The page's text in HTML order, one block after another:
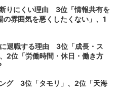
断りにくい理由 3位「情報共有を
雰囲気を悪くしたくない」、1
退職する理由 3位「成長・ス
2位「労働時間・休日・働き方
ング 3位「タモリ」、2位「天海